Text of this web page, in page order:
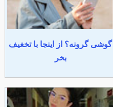
گوشی گرونه؟ از اینجا با تخغیف
بخر